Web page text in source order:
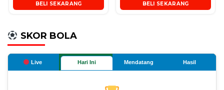
BELI SEKARANG BELI SEKARANG
SKOR BOLA
Live Hari Ini Mendatang Hasil